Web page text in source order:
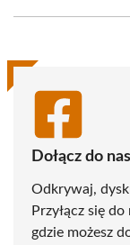
(Twitter)
Dołącz do
Odkrywaj,
Przyłącz się
gdzie możesz